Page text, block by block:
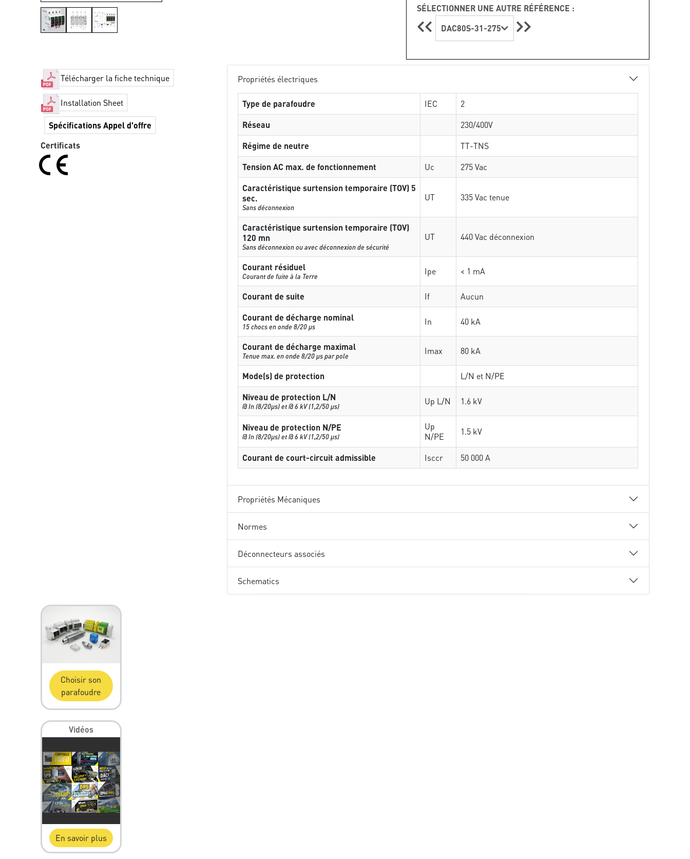
SÉLECTIONNER UNE AUTRE RÉFÉRENCE :
DAC80S-31-275
Télécharger la fiche technique
Installation Sheet
Spécifications Appel d'offre
Certificats
Propriétés électriques
Type de parafoudre IEC
2
Réseau
230/400V
Régime de neutre
TT-TNS
Tension AC max. de fonctionnement
Uc
275 Vac
Caractéristique surtension temporaire (TOV) 5
sec.
Sans déconnexion
UT 335 Vac tenue
Caractéristique surtension temporaire (TOV)
120 mn
Sans déconnexion ou avec déconnexion de sécurité
UT 440 Vac déconnexion
Courant résiduel
Courant de fuite à la Terre Ipe < 1 mA
Courant de suite If
Aucun
Courant de décharge nominal
15 chocs en onde 8/20 µs In 40 kA
Courant de décharge maximal
Tenue max. en onde 8/20 µs par pole Imax 80 kA
Mode(s) de protection
L/N et N/PE
Niveau de protection L/N
@ In (8/20µs) et @ 6 kV (1,2/50 µs) Up L/N 1.6 kV
Niveau de protection N/PE
@ In (8/20µs) et @ 6 kV (1,2/50 µs)
Up
N/PE
1.5 kV
Courant de court-circuit admissible Isccr 50 000 A
Propriétés Mécaniques
Normes
Déconnecteurs associés
Schematics
Choisir son
parafoudre
Vidéos
En savoir plus